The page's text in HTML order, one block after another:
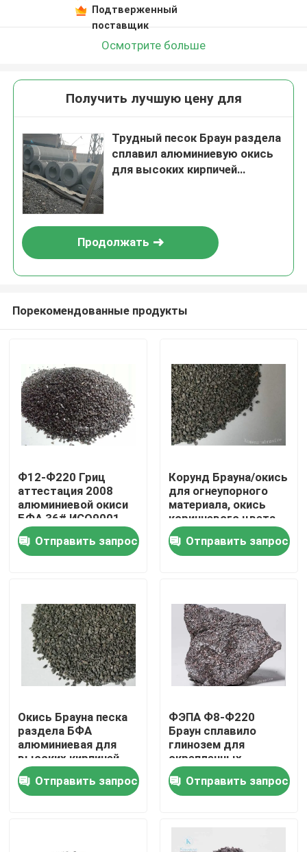
Продукты
О нас
Контроль качества
Свяжитесь с нами
Новости
Случаи
Сплавленная алюминиевая окись
Подтверженный
поставщик
Осмотрите больше
Получить лучшую цену для
Трудный песок Браун раздела
сплавил алюминиевую окись
для высоких кирпичей
Продолжать
Порекомендованные продукты
Ф12-Ф220 Гриц
аттестация 2008
алюминиевой окиси
БФА 36# ИСО9001
Брауна
Отправить запрос
Корунд Брауна/окись
для огнеупорного
материала, окись
коричневого цвета
алюминиевая алокс
алюминиевая
Отправить запрос
Окись Брауна песка
раздела БФА
алюминиевая для
высоких кирпичей
глинозема
Отправить запрос
ФЭПА Ф8-Ф220
Браун сплавило
глинозем для
скрепленных
абразивов/Песк-
взрывая
Отправить запрос